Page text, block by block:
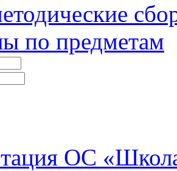
по предметам
ОС